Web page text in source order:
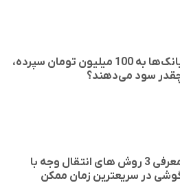
بانک‌ها به 100 میلیون تومان سپرده،
سود می‌دهند؟
معرفی 3 روش های انتقال وجه با
در سریعترین زمان ممکن